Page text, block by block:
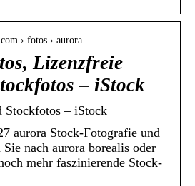
› fotos › aurora
Lizenzfreie
– iStock
– iStock
aurora Stock-Fotografie und
nach aurora borealis oder
mehr faszinierende Stock-